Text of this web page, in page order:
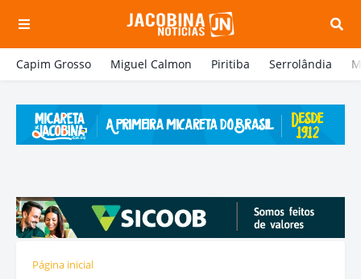
Capim Grosso Miguel Calmon Piritiba Serrolândia
Página inicial